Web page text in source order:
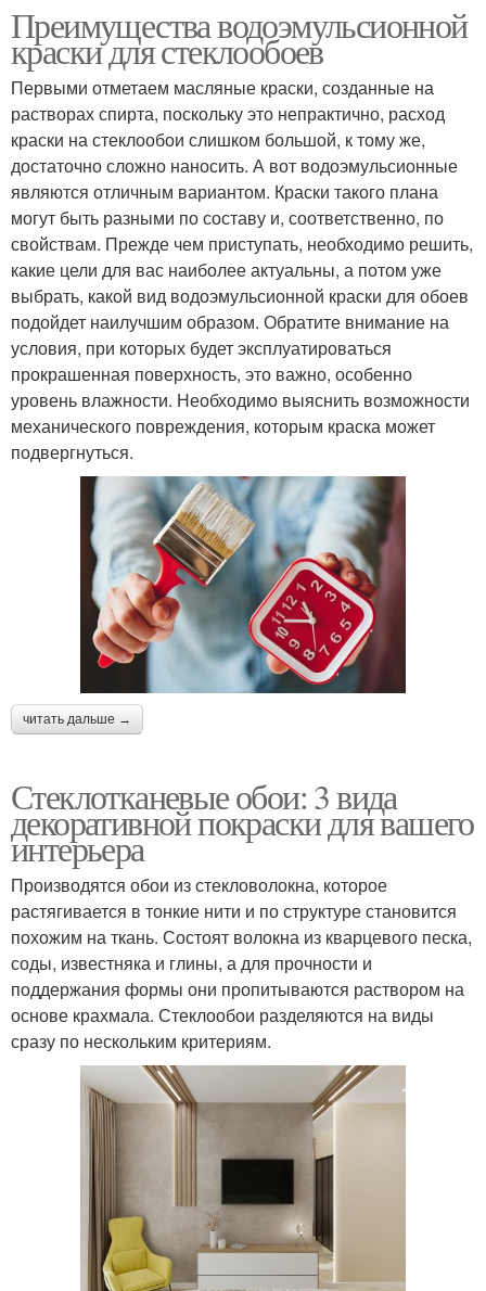
Преимущества водоэмульсионной
краски для стеклообоев
Первыми отметаем масляные краски, созданные на
растворах спирта, поскольку это непрактично, расход
краски на стеклообои слишком большой, к тому же,
достаточно сложно наносить. А вот водоэмульсионные
являются отличным вариантом. Краски такого плана
могут быть разными по составу и, соответственно, по
свойствам. Прежде чем приступать, необходимо решить,
какие цели для вас наиболее актуальны, а потом уже
выбрать, какой вид водоэмульсионной краски для обоев
подойдет наилучшим образом. Обратите внимание на
условия, при которых будет эксплуатироваться
прокрашенная поверхность, это важно, особенно
уровень влажности. Необходимо выяснить возможности
механического повреждения, которым краска может
подвергнуться.
читать дальше →
Стеклотканевые обои: 3 вида
декоративной покраски для вашего
интерьера
Производятся обои из стекловолокна, которое
растягивается в тонкие нити и по структуре становится
похожим на ткань. Состоят волокна из кварцевого песка,
соды, известняка и глины, а для прочности и
поддержания формы они пропитываются раствором на
основе крахмала. Стеклообои разделяются на виды
сразу по нескольким критериям.